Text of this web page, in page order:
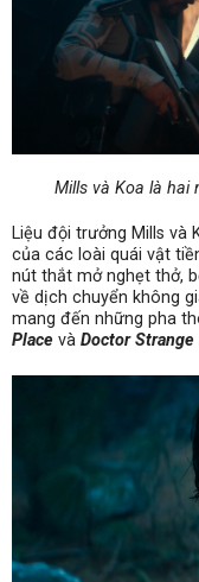
Mills và Koa là hai
Liệu đội trưởng Mills và
của các loài quái vật
nút thắt mở nghẹt thở,
về dịch chuyển không
mang đến những pha
Place và Doctor